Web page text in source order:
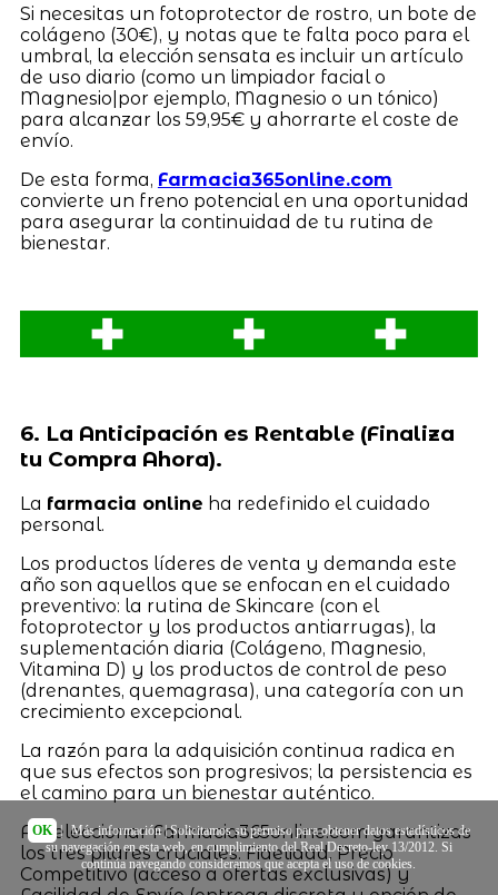
Si necesitas un fotoprotector de rostro, un bote de
colágeno (30€), y notas que te falta poco para el
umbral, la elección sensata es incluir un artículo
de uso diario (como un limpiador facial o
Magnesio|por ejemplo, Magnesio o un tónico)
para alcanzar los 59,95€ y ahorrarte el coste de
envío.
De esta forma, Farmacia365online.com
convierte un freno potencial en una oportunidad
para asegurar la continuidad de tu rutina de
bienestar.
6. La Anticipación es Rentable (Finaliza
tu Compra Ahora).
La farmacia online ha redefinido el cuidado
personal.
Los productos líderes de venta y demanda este
año son aquellos que se enfocan en el cuidado
preventivo: la rutina de Skincare (con el
fotoprotector y los productos antiarrugas), la
suplementación diaria (Colágeno, Magnesio,
Vitamina D) y los productos de control de peso
(drenantes, quemagrasa), una categoría con un
crecimiento excepcional.
La razón para la adquisición continua radica en
que sus efectos son progresivos; la persistencia es
el camino para un bienestar auténtico.
Al seleccionar Farmacia365online.com garantizas
los tres pilares cruciales: Fidelidad, Precio
Competitivo (acceso a ofertas exclusivas) y
OK | Más información| Solicitamos su permiso para obtener datos estadísticos de
su navegación en esta web, en cumplimiento del Real Decreto-ley 13/2012. Si
continúa navegando consideramos que acepta el uso de cookies.